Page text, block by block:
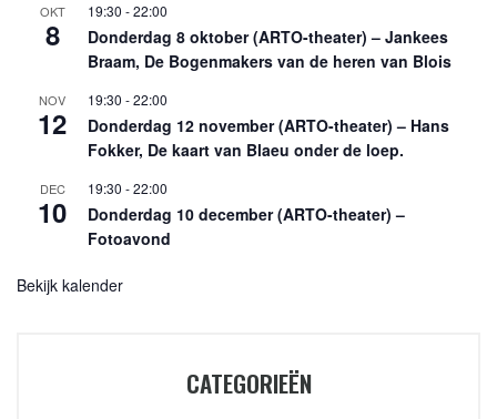
OKT
8
19:30 -22:00
Donderdag 8 oktober (ARTO-theater) – Jankees
Braam, De Bogenmakers van de heren van Blois
NOV
12
19:30 -22:00
Donderdag 12 november (ARTO-theater) – Hans
Fokker, De kaart van Blaeu onder de loep.
DEC
10
19:30 -22:00
Donderdag 10 december (ARTO-theater) –
Fotoavond
Bekijk kalender
CATEGORIEËN